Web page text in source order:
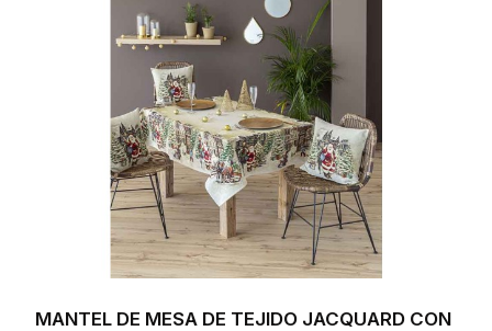
MANTEL DE MESA DE TEJIDO JACQUARD CON